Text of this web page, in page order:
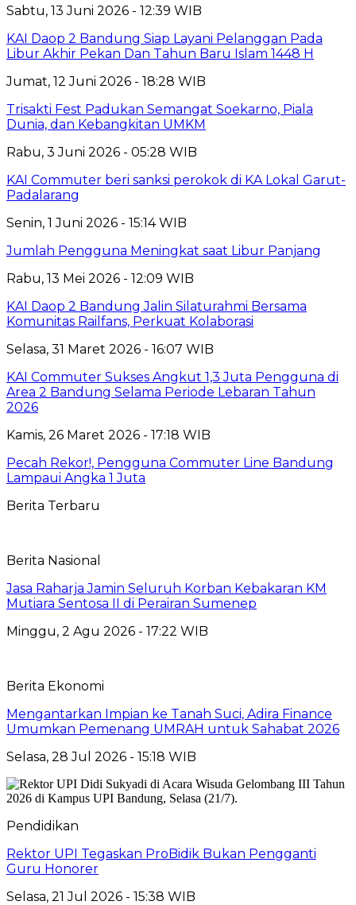
Sabtu, 13 Juni 2026 - 12:39 WIB
KAI Daop 2 Bandung Siap Layani Pelanggan Pada
Libur Akhir Pekan Dan Tahun Baru Islam 1448 H
Jumat, 12 Juni 2026 - 18:28 WIB
Trisakti Fest Padukan Semangat Soekarno, Piala
Dunia, dan Kebangkitan UMKM
Rabu, 3 Juni 2026 - 05:28 WIB
KAI Commuter beri sanksi perokok di KA Lokal Garut-
Padalarang
Senin, 1 Juni 2026 - 15:14 WIB
Jumlah Pengguna Meningkat saat Libur Panjang
Rabu, 13 Mei 2026 - 12:09 WIB
KAI Daop 2 Bandung Jalin Silaturahmi Bersama
Komunitas Railfans, Perkuat Kolaborasi
Selasa, 31 Maret 2026 - 16:07 WIB
KAI Commuter Sukses Angkut 1,3 Juta Pengguna di
Area 2 Bandung Selama Periode Lebaran Tahun
2026
Kamis, 26 Maret 2026 - 17:18 WIB
Pecah Rekor!, Pengguna Commuter Line Bandung
Lampaui Angka 1 Juta
Berita Terbaru
Berita Nasional
Jasa Raharja Jamin Seluruh Korban Kebakaran KM
Mutiara Sentosa II di Perairan Sumenep
Minggu, 2 Agu 2026 - 17:22 WIB
Berita Ekonomi
Mengantarkan Impian ke Tanah Suci, Adira Finance
Umumkan Pemenang UMRAH untuk Sahabat 2026
Selasa, 28 Jul 2026 - 15:18 WIB
Pendidikan
Rektor UPI Tegaskan ProBidik Bukan Pengganti
Guru Honorer
Selasa, 21 Jul 2026 - 15:38 WIB